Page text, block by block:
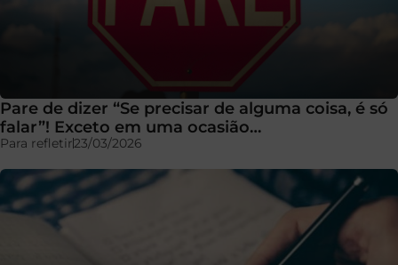
Pare de dizer “Se precisar de alguma coisa, é só
falar”! Exceto em uma ocasião…
Para refletir23/03/2026